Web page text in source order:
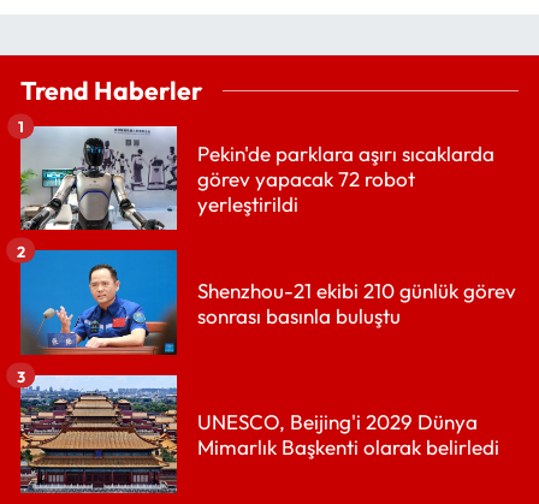
Trend Haberler
Pekin'de parklara aşırı sıcaklarda
görev yapacak 72 robot
yerleştirildi
1
Shenzhou-21 ekibi 210 günlük görev
sonrası basınla buluştu
2
UNESCO, Beijing'i 2029 Dünya
Mimarlık Başkenti olarak belirledi
3